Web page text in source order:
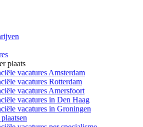
plaats
vacatures Amsterdam
vacatures Rotterdam
vacatures Amersfoort
vacatures in Den Haag
vacatures in Groningen